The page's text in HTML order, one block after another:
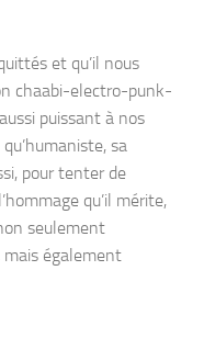
et qu’il nous
chaabi-electro-punk-
puissant à nos
sa
pour tenter de
qu’il mérite,
seulement
mais également